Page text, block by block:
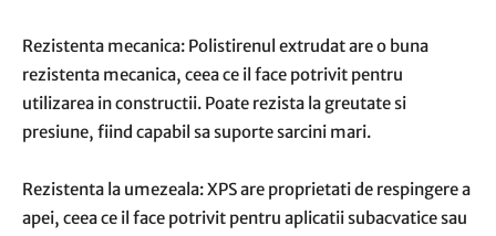
Rezistenta mecanica: Polistirenul extrudat are o buna
rezistenta mecanica, ceea ce il face potrivit pentru
utilizarea in constructii. Poate rezista la greutate si
presiune, fiind capabil sa suporte sarcini mari.
Rezistenta la umezeala: XPS are proprietati de respingere a
apei, ceea ce il face potrivit pentru aplicatii subacvatice sau